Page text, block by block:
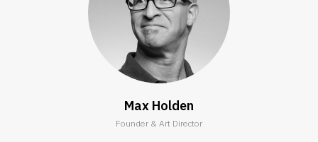
Max Holden
Founder & Art Director